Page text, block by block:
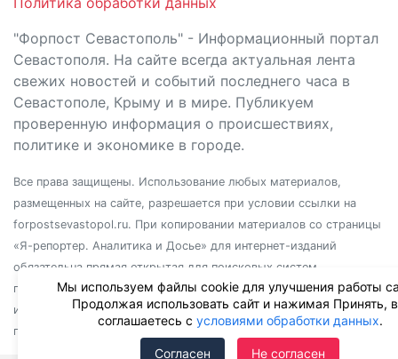
"Форпост Севастополь" - Информационный портал
Севастополя. На сайте всегда актуальная лента
свежих новостей и событий последнего часа в
Севастополе, Крыму и в мире. Публикуем
проверенную информация о происшествиях,
политике и экономике в городе.
Все права защищены. Использование любых материалов,
размещенных на сайте, разрешается при условии ссылки на
forpostsevastopol.ru. При копировании материалов со страницы
«Я-репортер. Аналитика и Досье» для интернет-изданий
обязательна прямая открытая для поисковых систем
гиперссылка. Независимо от полного или частичного
использования материалов, ссылка должна быть размещена в
подзаголовке или первом абзаце материала.
Мы используем файлы cookie для улучшения работы
Продолжая использовать сайт и нажимая Принять,
соглашаетесь с условиями обработки данных.
Согласен Не согласен